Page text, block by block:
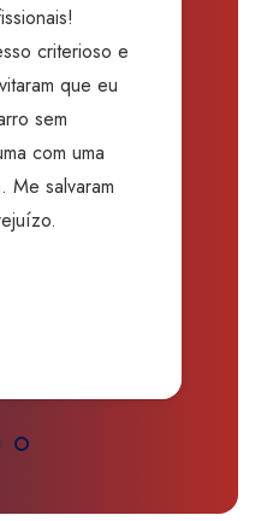
criterioso e
que eu
sem
com uma
Me salvaram